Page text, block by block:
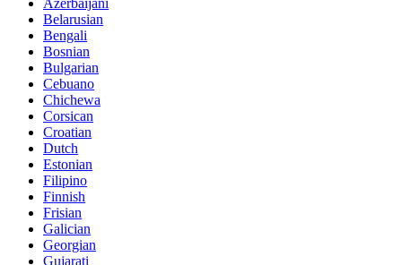
Azerbaijani
Belarusian
Bengali
Bosnian
Bulgarian
Cebuano
Chichewa
Corsican
Croatian
Dutch
Estonian
Filipino
Finnish
Frisian
Galician
Georgian
Gujarati